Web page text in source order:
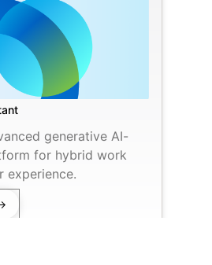
generative AI-
for hybrid work
experience.